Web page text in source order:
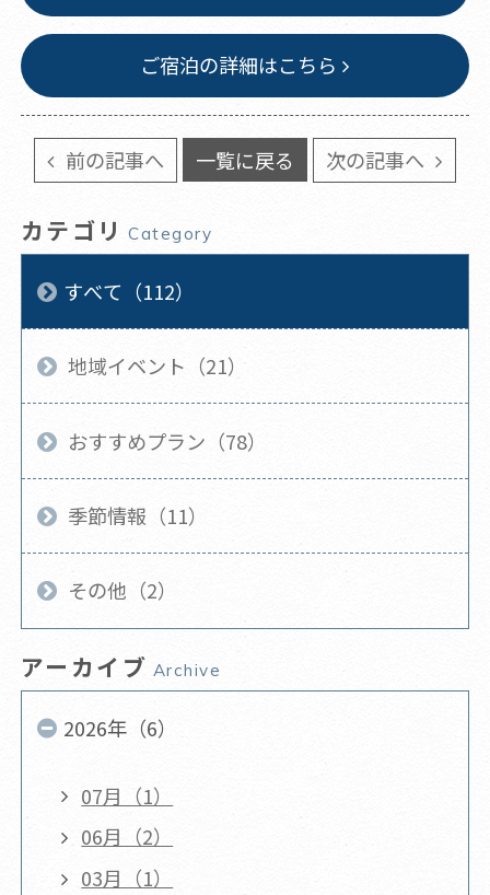
ご宿泊の詳細はこちら
前の記事へ 一覧に戻る 次の記事へ
カテゴリ Category
すべて（112）
地域イベント（21）
おすすめプラン（78）
季節情報（11）
その他（2）
アーカイブ Archive
2026年（6）
07月（1）
06月（2）
03月（1）